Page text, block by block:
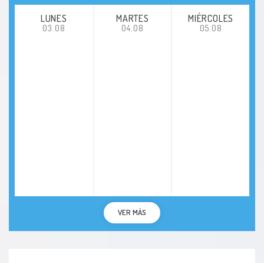
LUNES
03.08
MARTES
04.08
MIÉRCOLES
05.08
VER MÁS